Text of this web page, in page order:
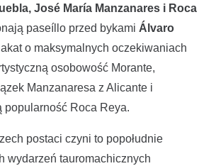
José María Manzanares i Roca
paseíllo przed bykami Álvaro
o maksymalnych oczekiwaniach
osobowość Morante,
Manzanaresa z Alicante i
popularność Roca Reya.
postaci czyni to popołudnie
wydarzeń tauromachicznych